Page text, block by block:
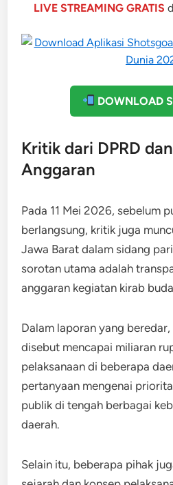
LIVE STREAMING GRATIS
DOWNLOAD
Kritik dari DPRD
Anggaran
Pada 11 Mei 2026, sebelum
berlangsung, kritik juga
Jawa Barat dalam sidang
sorotan utama adalah
anggaran kegiatan kirab
Dalam laporan yang
disebut mencapai miliaran
pelaksanaan di beberapa
pertanyaan mengenai
publik di tengah berbagai
daerah.
Selain itu, beberapa pihak